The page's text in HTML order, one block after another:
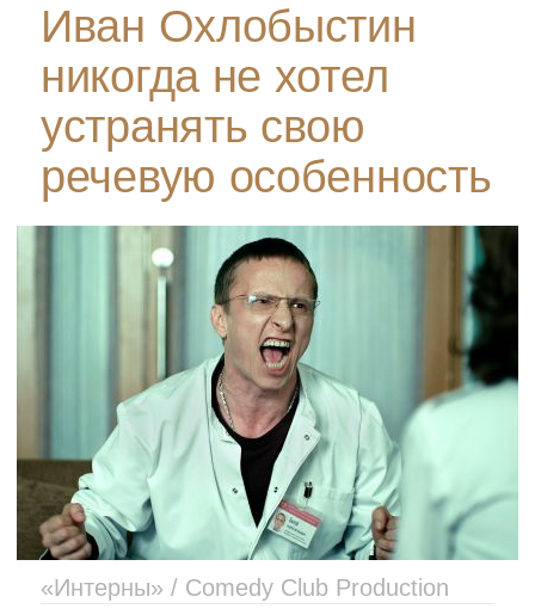
Иван Охлобыстин
никогда не хотел
устранять свою
речевую особенность
«Интерны» / Comedy Club Production